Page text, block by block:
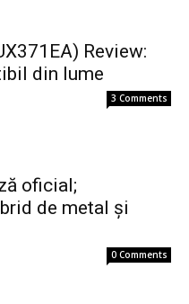
Review:
din lume
3 Comments
oficial;
de metal și
0 Comments